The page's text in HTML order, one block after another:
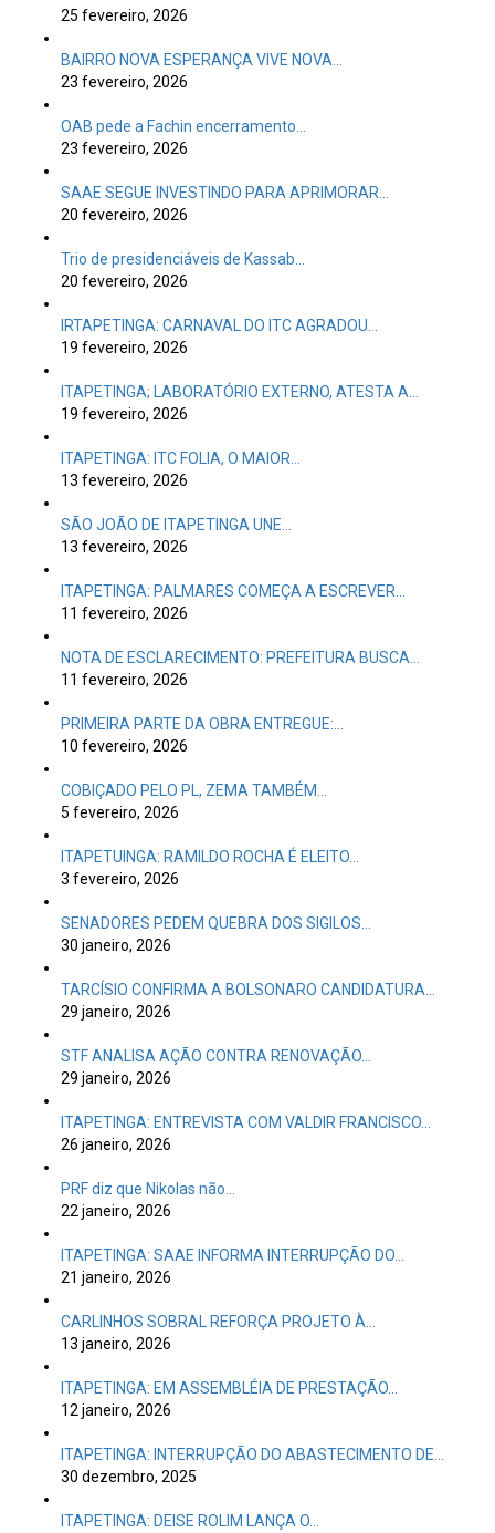
25 fevereiro, 2026
BAIRRO NOVA ESPERANÇA VIVE NOVA…
23 fevereiro, 2026
OAB pede a Fachin encerramento…
23 fevereiro, 2026
SAAE SEGUE INVESTINDO PARA APRIMORAR…
20 fevereiro, 2026
Trio de presidenciáveis de Kassab…
20 fevereiro, 2026
IRTAPETINGA: CARNAVAL DO ITC AGRADOU…
19 fevereiro, 2026
ITAPETINGA; LABORATÓRIO EXTERNO, ATESTA A…
19 fevereiro, 2026
ITAPETINGA: ITC FOLIA, O MAIOR…
13 fevereiro, 2026
SÃO JOÃO DE ITAPETINGA UNE…
13 fevereiro, 2026
ITAPETINGA: PALMARES COMEÇA A ESCREVER…
11 fevereiro, 2026
NOTA DE ESCLARECIMENTO: PREFEITURA BUSCA…
11 fevereiro, 2026
PRIMEIRA PARTE DA OBRA ENTREGUE:…
10 fevereiro, 2026
COBIÇADO PELO PL, ZEMA TAMBÉM…
5 fevereiro, 2026
ITAPETUINGA: RAMILDO ROCHA É ELEITO…
3 fevereiro, 2026
SENADORES PEDEM QUEBRA DOS SIGILOS…
30 janeiro, 2026
TARCÍSIO CONFIRMA A BOLSONARO CANDIDATURA…
29 janeiro, 2026
STF ANALISA AÇÃO CONTRA RENOVAÇÃO…
29 janeiro, 2026
ITAPETINGA: ENTREVISTA COM VALDIR FRANCISCO…
26 janeiro, 2026
PRF diz que Nikolas não…
22 janeiro, 2026
ITAPETINGA: SAAE INFORMA INTERRUPÇÃO DO…
21 janeiro, 2026
CARLINHOS SOBRAL REFORÇA PROJETO À…
13 janeiro, 2026
ITAPETINGA: EM ASSEMBLÉIA DE PRESTAÇÃO…
12 janeiro, 2026
ITAPETINGA: INTERRUPÇÃO DO ABASTECIMENTO DE…
30 dezembro, 2025
ITAPETINGA: DEISE ROLIM LANÇA O…